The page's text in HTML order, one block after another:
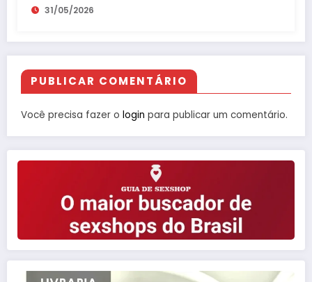
31/05/2026
PUBLICAR COMENTÁRIO
Você precisa fazer o login para publicar um comentário.